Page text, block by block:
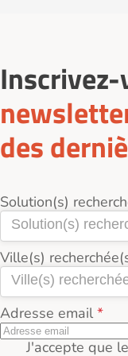
des
Solution(s)
Ville(s)
Adresse email
J'accepte que